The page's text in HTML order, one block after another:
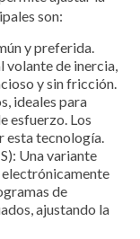
son:
y preferida.
volante de inercia,
y sin fricción.
ideales para
esfuerzo. Los
esta tecnología.
Una variante
de
ajustando la